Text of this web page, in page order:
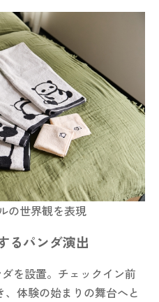
の世界観を表現
るパンダ演出
を設置。チェックイン前
体験の始まりの舞台へと